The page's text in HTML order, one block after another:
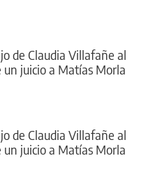
de Claudia Villafañe al
un juicio a Matías Morla
de Claudia Villafañe al
un juicio a Matías Morla